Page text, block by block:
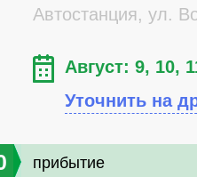
Автостанция, ул.
Август: 9, 10,
Уточнить на
прибытие